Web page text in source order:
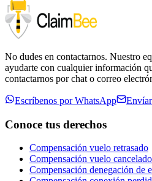
No dudes en contactarnos. Nuestro
ayudarte con cualquier información
contactarnos por chat o correo
Escríbenos por WhatsApp
Conoce tus derechos
Compensación vuelo retrasado
Compensación vuelo cancelado
Compensación denegación de